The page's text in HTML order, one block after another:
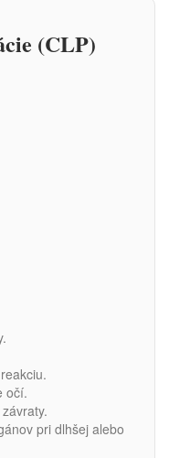
(CLP)
očí.
pri dlhšej alebo